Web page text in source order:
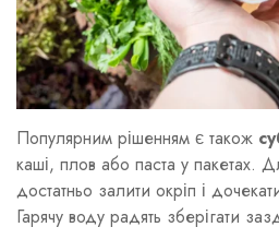
Популярним рішенням є також
каші, плов або паста у пакетах.
достатньо залити окріп і
Гарячу воду радять зберігати